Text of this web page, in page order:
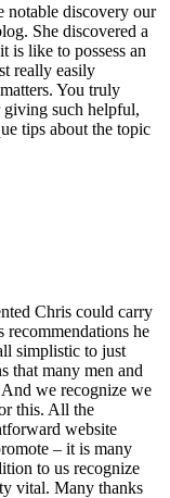
notable discovery our
She discovered a
like to possess an
really easily
You truly
giving such helpful,
tips about the topic
Chris could carry
recommendations he
simplistic to just
that many men and
we recognize we
this. All the
website
– it is many
to us recognize
vital. Many thanks